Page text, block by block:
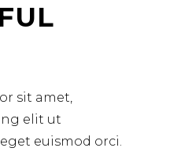
sit amet,
elit ut
euismod orci.